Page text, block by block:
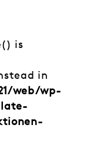
is
in
web/wp-